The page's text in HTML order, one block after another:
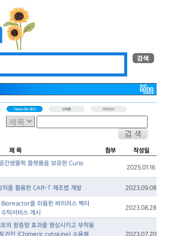
제 목 첨부 작성일
생물학 플랫폼을 보유한 Curio
2025.01.16
를 활용한 CAR-T 제조법 개발 2023.09.08
를 이용한 바이러스 벡터
탁서비스 개시
2023.08.28
항종양 효과를 향상시키고 부작용
카인 (Chimeric cytokine) 수용체
2023.07.20